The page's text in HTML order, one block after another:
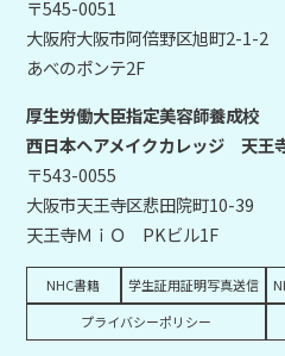
〒545-0051
大阪府大阪市阿倍野区旭町2-1-2
あべのポンテ2F
厚生労働大臣指定美容師養成校
西日本ヘアメイクカレッジ 天王
〒543-0055
大阪市天王寺区悲田院町10-39
天王寺ＭｉＯ PKビル1F
NHC書籍 学生証用証明写真送信
プライバシーポリシー